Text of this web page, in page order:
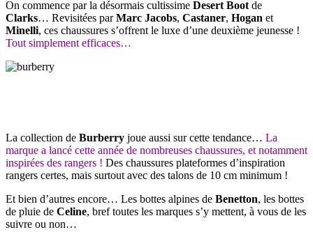
On commence par la désormais cultissime Desert Boot de
Clarks… Revisitées parMarc Jacobs, Castaner, Hogan et
Minelli, ces chaussures s’offrent le luxe d’une deuxième jeunesse !
Tout simplement efficaces…
La collection de Burberry joue aussi sur cette tendance… La
marque a lancé cette année de nombreuses chaussures, et notamment
inspirées des rangers ! Des chaussures plateformes d’inspiration
rangers certes, mais surtout avec des talons de 10 cm minimum !
Et bien d’autres encore… Les bottes alpines de Benetton, les bottes
de pluie de Celine, bref toutes les marques s’y mettent, à vous de les
suivre ou non…